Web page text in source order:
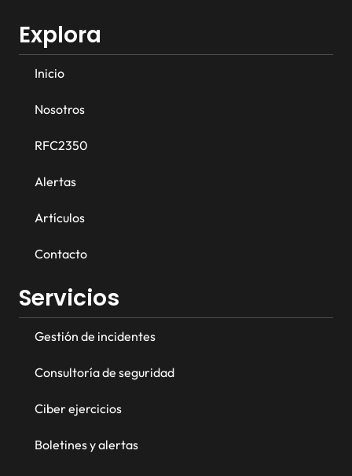
Explora
Inicio
Nosotros
RFC2350
Alertas
Artículos
Contacto
Servicios
Gestión de incidentes
Consultoría de seguridad
Ciber ejercicios
Boletines y alertas